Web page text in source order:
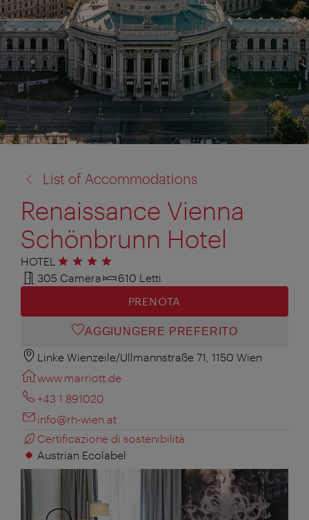
a:
List of Accommodations
Renaissance Vienna
Schönbrunn Hotel
HOTEL 4 stelle
305 Camera
610 Letti
PRENOTA
AGGIUNGERE PREFERITO
Linke Wienzeile/Ullmannstraße 71, 1150 Wien
www.marriott.de
+43 1 891020
info@rh-wien.at
Certificazione di sostenibilità:
Austrian Ecolabel